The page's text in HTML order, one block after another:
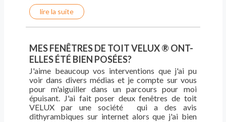
lire la suite
MES FENÊTRES DE TOIT VELUX ® ONT-
ELLES ÉTÉ BIEN POSÉES?
J'aime beaucoup vos interventions que j'ai pu
voir dans divers médias et je compte sur vous
pour m'aiguiller dans un parcours pour moi
épuisant. J'ai fait poser deux fenêtres de toit
VELUX par une société qui a des avis
dithyrambiques sur internet alors que j'ai bien